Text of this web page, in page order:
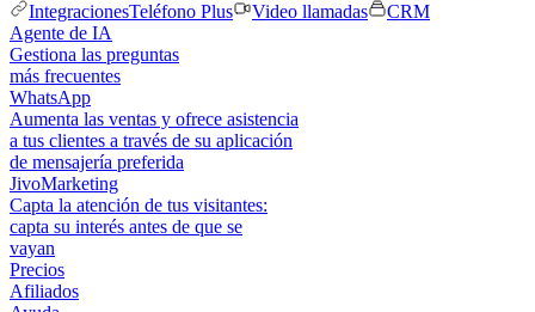
IntegracionesTeléfono Plus Video llamadas
CRM
Agente de IA
Gestiona las preguntas
más frecuentes
WhatsApp
Aumenta las ventas y ofrece asistencia
a tus clientes a través de su aplicación
de mensajería preferida
JivoMarketing
Capta la atención de tus visitantes:
capta su interés antes de que se
vayan
Precios
Afiliados